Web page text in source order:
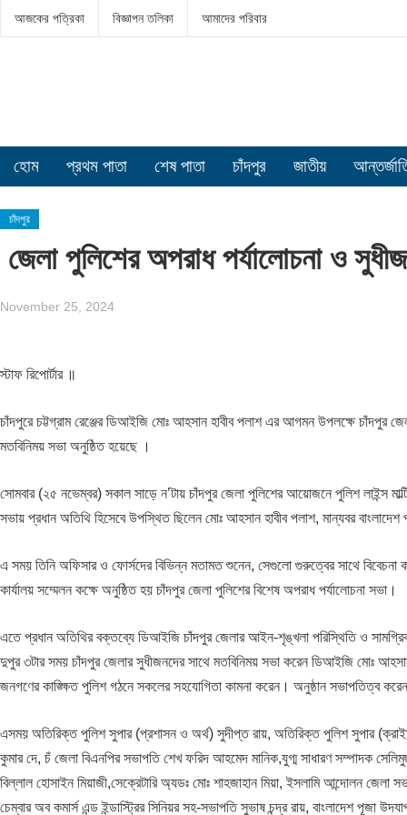
আজকের পত্রিকা বিজ্ঞাপন তলিকা আমাদের পরিবার
হোম প্রথম পাতা শেষ পাতা চাঁদপুর জাতীয়
চাঁদপুর
জেলা পুলিশের অপরাধ পর্যালোচনা ও
November 25, 2024
স্টাফ রিপোর্টার ॥
চাঁদপুরে চট্টগ্রাম রেঞ্জের ডিআইজি মোঃ আহসান হাবীব পলাশ এর আগমন উপলক্ষে চাঁদপুর
মতবিনিময় সভা অনুষ্ঠিত হয়েছে ।
সোমবার (২৫ নভেম্বর) সকাল সাড়ে ন’টায় চাঁদপুর জেলা পুলিশের আয়োজনে পুলিশ লাইন্স
সভায় প্রধান অতিথি হিসেবে উপস্থিত ছিলেন মোঃ আহসান হাবীব পলাশ, মান্যবর
এ সময় তিনি অফিসার ও ফোর্সদের বিভিন্ন মতামত শুনেন, সেগুলো গুরুত্বের সাথে
কার্যালয় সম্মেলন কক্ষে অনুষ্ঠিত হয় চাঁদপুর জেলা পুলিশের বিশেষ অপরাধ পর্যালোচনা সভা।
এতে প্রধান অতিথির বক্তব্যে ডিআইজি চাঁদপুর জেলার আইন-শৃঙ্খলা পরিস্থিতি ও
দুপুর ৩টার সময় চাঁদপুর জেলার সুধীজনদের সাথে মতবিনিময় সভা করেন ডিআইজি মোঃ
জনগণের কাঙ্ক্ষিত পুলিশ গঠনে সকলের সহযোগিতা কামনা করেন। অনুষ্ঠান সভাপতিত্ব
এসময় অতিরিক্ত পুলিশ সুপার (প্রশাসন ও অর্থ) সুদীপ্ত রায়, অতিরিক্ত পুলিশ সুপার
কুমার দে, চঁ জেলা বিএনপির সভাপতি শেখ ফরিদ আহমেদ মানিক,যুগ্ম সাধারণ সম্পাদক
বিল্লাল হোসাইন মিয়াজী,সেক্রেটারি অ্যডঃ মোঃ শাহজাহান মিয়া, ইসলামি আন্দোলন
চেম্বার অব কমার্স এন্ড ইন্ডাস্ট্রির সিনিয়র সহ-সভাপতি সুভাষ চন্দ্র রায়, বাংলাদেশ পূজা